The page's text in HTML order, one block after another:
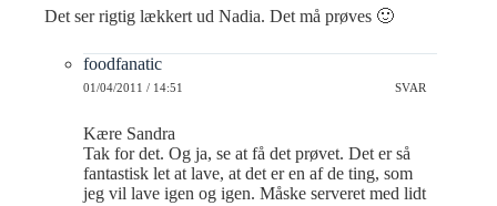
Det ser rigtig lækkert ud Nadia. Det må prøves 🙂
foodfanatic
01/04/2011 / 14:51 SVAR
Kære Sandra
Tak for det. Og ja, se at få det prøvet. Det er så
fantastisk let at lave, at det er en af de ting, som
jeg vil lave igen og igen. Måske serveret med lidt